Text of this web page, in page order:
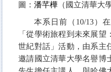
圖： 潘芊樺 （國立清華大
本系日前（ 10/13）
「從學術旅程到未來展望
世紀對話 」活動，由系主
邀請國立清華大學名譽博